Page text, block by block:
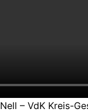
– VdK Kreis-